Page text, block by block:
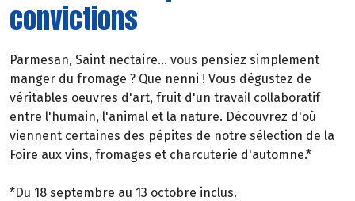
convictions
Parmesan, Saint nectaire... vous pensiez simplement
manger du fromage ? Que nenni ! Vous dégustez de
véritables oeuvres d'art, fruit d'un travail collaboratif
entre l'humain, l'animal et la nature. Découvrez d'où
viennent certaines des pépites de notre sélection de la
Foire aux vins, fromages et charcuterie d'automne.*
*Du 18 septembre au 13 octobre inclus.